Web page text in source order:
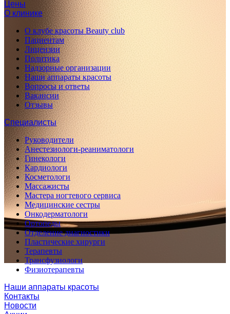
Цены
О клинике
О клубе красоты Beauty club
Пациентам
Лицензии
Политика
Надзорные организации
Наши аппараты красоты
Вопросы и ответы
Вакансии
Отзывы
Специалисты
Руководители
Анестезиологи-реаниматологи
Гинекологи
Кардиологи
Косметологи
Массажисты
Мастера ногтевого сервиса
Медицинские сестры
Онкодерматологи
Ортопеды
Отделение диагностики
Пластические хирурги
Терапевты
Трансфузиологи
Физиотерапевты
Наши аппараты красоты
Контакты
Новости